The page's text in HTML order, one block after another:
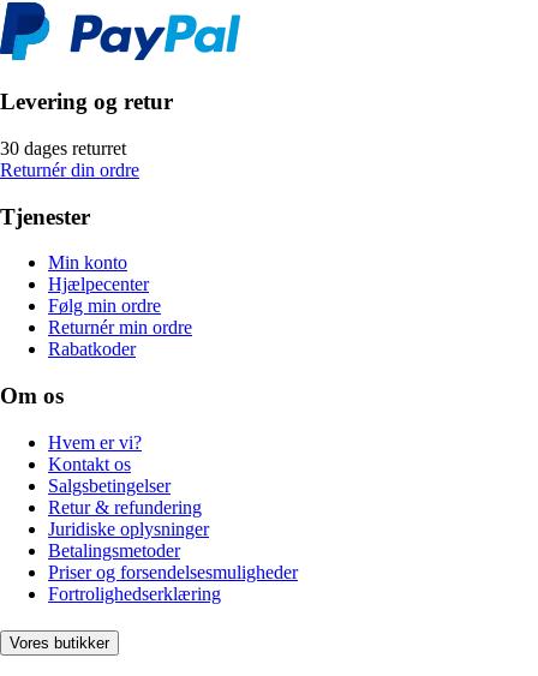
Levering og retur
30 dages returret
Returnér din ordre
Tjenester
Min konto
Hjælpecenter
Følg min ordre
Returnér min ordre
Rabatkoder
Om os
Hvem er vi?
Kontakt os
Salgsbetingelser
Retur & refundering
Juridiske oplysninger
Betalingsmetoder
Priser og forsendelsesmuligheder
Fortrolighedserklæring
Vores butikker